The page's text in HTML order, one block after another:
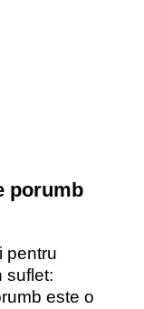
porumb
pentru
suflet:
este o